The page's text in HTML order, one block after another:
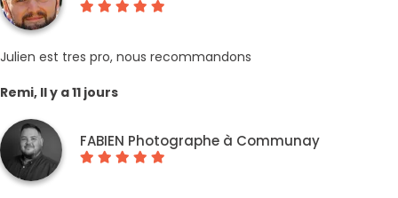
Julien est tres pro, nous recommandons
Remi, Il y a 11 jours
FABIEN Photographe à Communay